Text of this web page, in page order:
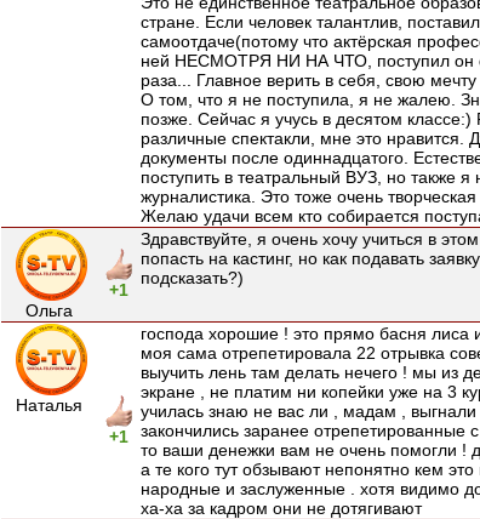
стране. Если человек талантлив,
самоотдаче(потому что актёрская
ней НЕСМОТРЯ НИ НА ЧТО, поступил он с
раза... Главное верить в себя, свою
О том, что я не поступила, я не жалею.
позже. Сейчас я учусь в десятом классе:)
различные спектакли, мне это нравится.
документы после одиннадцатого.
поступить в театральный ВУЗ, но также
журналистика. Это тоже очень
Желаю удачи всем кто собирается
Ольга
+1
Здравствуйте, я очень хочу учиться в
попасть на кастинг, но как подавать
подсказать?)
Наталья
+1
господа хорошие ! это прямо басня лиса
моя сама отрепетировала 22 отрывка
выучить лень там делать нечего ! мы из
экране , не платим ни копейки уже на 3
училась знаю не вас ли , мадам , выгнали
закончились заранее отрепетированные
то ваши денежки вам не очень помогли !
а те кого тут обзывают непонятно кем
народные и заслуженные . хотя видимо
ха-ха за кадром они не дотягивают